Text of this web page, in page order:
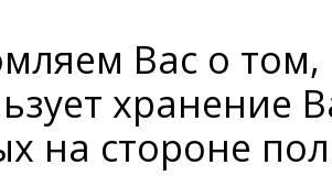
Вас о
хранение
на стороне